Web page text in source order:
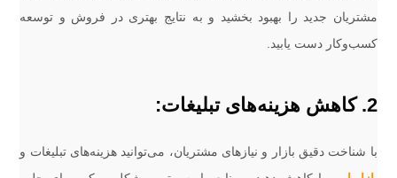
مشتریان جدید را بهبود بخشید و به نتایج بهتری در فروش و توسعه
کسب‌وکار دست یابید.
2. کاهش هزینه‌های تبلیغات:
با شناخت دقیق بازار و نیازهای مشتریان، می‌توانید هزینه‌های تبلیغات و